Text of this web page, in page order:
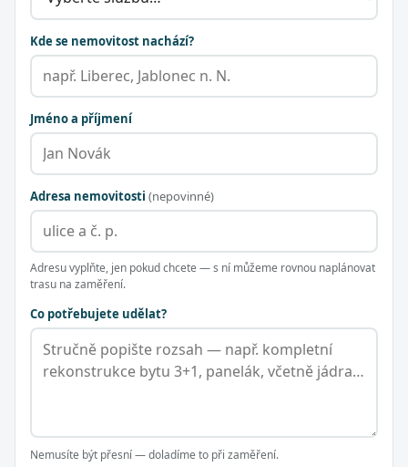
Kde se nemovitost nachází?
Jméno a příjmení
Adresa nemovitosti (nepovinné)
Adresu vyplňte, jen pokud chcete — s ní můžeme rovnou naplánovat
trasu na zaměření.
Co potřebujete udělat?
Nemusíte být přesní — doladíme to při zaměření.